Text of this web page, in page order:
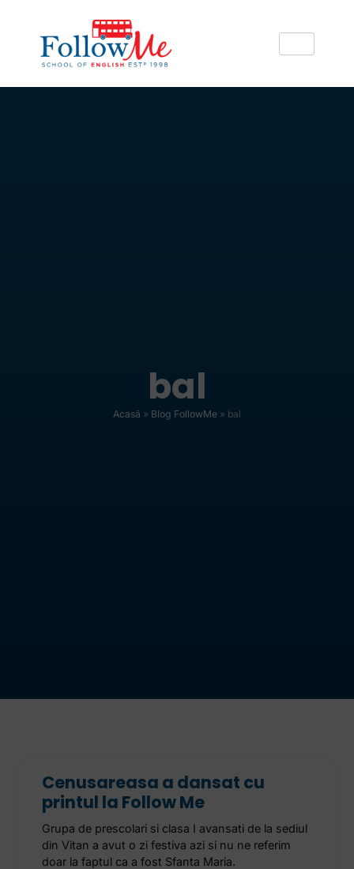
bal
Acasă » Blog FollowMe » bal
Cenusareasa a dansat cu
printul la Follow Me
Grupa de prescolari si clasa I avansati de la sediul
din Vitan a avut o zi festiva azi si nu ne referim
doar la faptul ca a fost Sfanta Maria.